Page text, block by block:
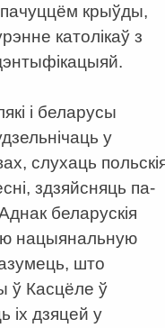
крыўды,
католікаў з
і беларусы
у
слухаць
здзяйсняць па-
беларускія
нацыянальную
што
ў Касцёле ў
іх дзяцей у